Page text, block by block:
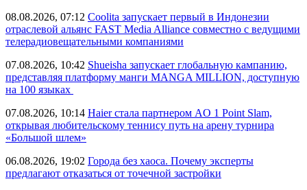
08.08.2026, 07:12 Coolita запускает первый в Индонезии
отраслевой альянс FAST Media Alliance совместно с ведущими
телерадиовещательными компаниями
07.08.2026, 10:42 Shueisha запускает глобальную кампанию,
представляя платформу манги MANGA MILLION, доступную
на 100 языках
07.08.2026, 10:14 Haier стала партнером AO 1 Point Slam,
открывая любительскому теннису путь на арену турнира
«Большой шлем»
06.08.2026, 19:02 Города без хаоса. Почему эксперты
предлагают отказаться от точечной застройки